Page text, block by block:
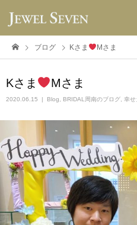
ブログ Kさま Mさま
Kさま Mさま
2020.06.15 Blog BRIDAL周南のブログ 幸せ